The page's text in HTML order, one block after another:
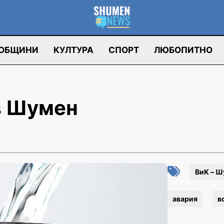
КУЛТУРА СПОРТ ЛЮБОПИТНО
Шумен
ВиК –
авария